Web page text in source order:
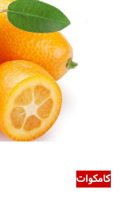
کامکوات